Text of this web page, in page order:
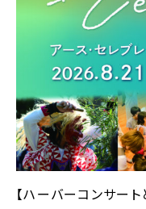
【ハーバーコンサー